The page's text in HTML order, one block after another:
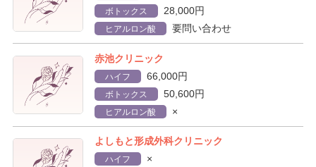
ボトックス 28,000円
ヒアルロン酸 要問い合わせ
赤池クリニック
ハイフ 66,000円
ボトックス 50,600円
ヒアルロン酸 ×
よしもと形成外科クリニック
ハイフ ×